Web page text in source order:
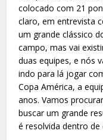
colocado com 21
claro, em entrevista
um grande clássico
campo, mas vai
duas equipes, e nós
indo para lá jogar
Copa América, a
anos. Vamos
buscar um grande
é resolvida dentro de